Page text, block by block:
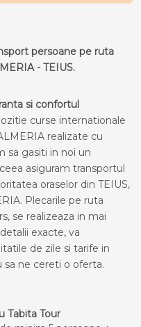
persoane pe ruta
- TEIUS.
si confortul
curse internationale
realizate cu
sa gasiti in noi un
asiguram transportul
oraselor din TEIUS,
Plecarile pe ruta
se realizeaza in mai
exacte, va
de zile si tarife in
ne cereti o oferta.
Tabita Tour